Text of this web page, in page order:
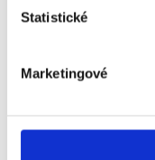
Statistické
Marketingové